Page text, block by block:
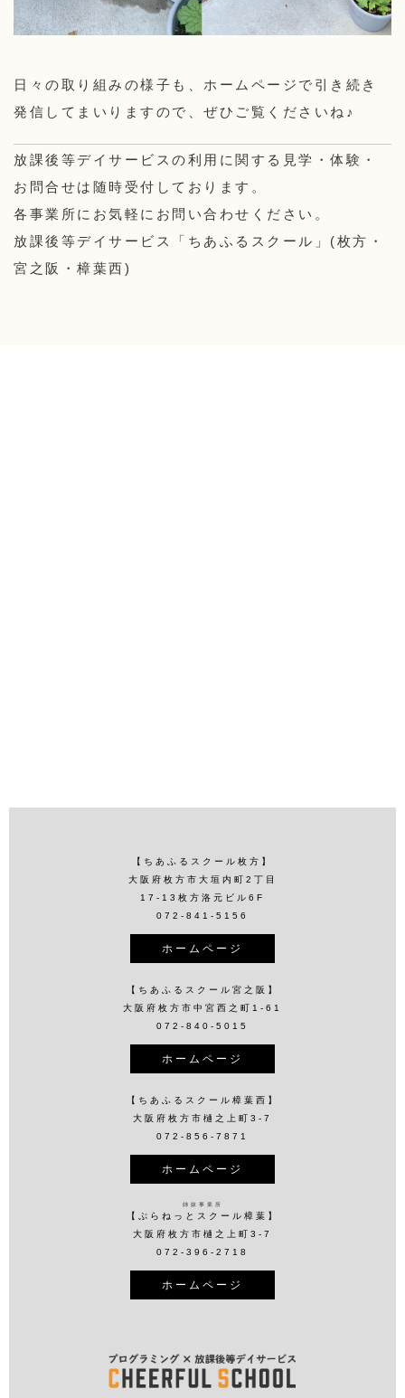
日々の取り組みの様子も、ホームページで引き続き
発信してまいりますので、ぜひご覧くださいね♪
放課後等デイサービスの利用に関する見学・体験・
お問合せは随時受付しております。
各事業所にお気軽にお問い合わせください。
放課後等デイサービス「ちあふるスクール」(枚方・
宮之阪・樟葉西)
【ちあふるスクール枚方】
大阪府枚方市大垣内町2丁目
17-13枚方洛元ビル6F
072-841-5156
ホームページ
【ちあふるスクール宮之阪】
大阪府枚方市中宮西之町1-61
072-840-5015
ホームページ
【ちあふるスクール樟葉西】
大阪府枚方市樋之上町3-7
072-856-7871
ホームページ
姉妹事業所
【ぷらねっとスクール樟葉】
大阪府枚方市樋之上町3-7
072-396-2718
ホームページ